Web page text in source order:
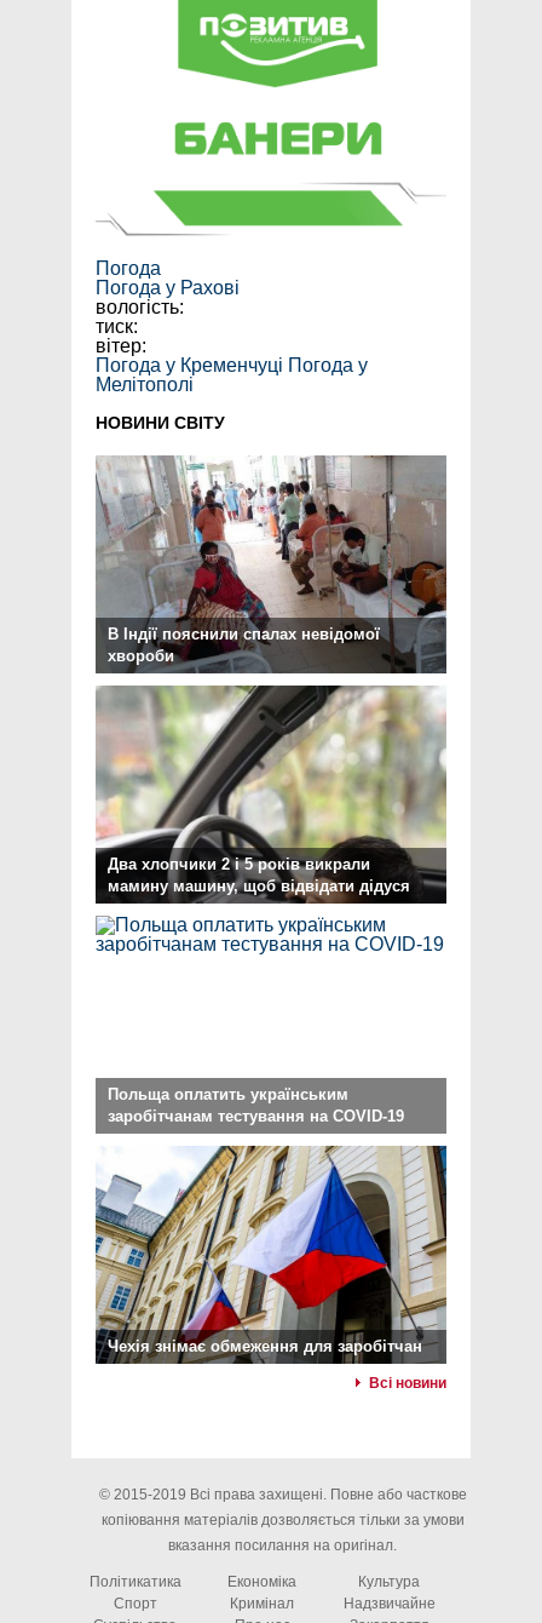
Погода
Погода у Рахові
вологість:
тиск:
вітер:
Погода у Кременчуці Погода у
Мелітополі
НОВИНИ СВІТУ
В Індії пояснили спалах невідомої
хвороби
Два хлопчики 2 і 5 років викрали
мамину машину, щоб відвідати дідуся
Польща оплатить українським
заробітчанам тестування на COVID-19
Чехія знімає обмеження для заробітчан
Всі новини
© 2015-2019 Всі права захищені. Повне або часткове
копіювання матеріалів дозволяється тільки за умови
вказання посилання на оригінал.
Політикатика Економіка
Культура
Спорт
Кримінал
Надзвичайне